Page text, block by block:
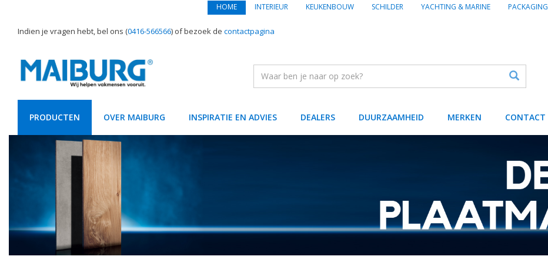
text.skipToContent
text.skipToNavigation
HOME INTERIEUR KEUKENBOUW SCHILDER YACHTING & MARINE PACKAGING
Indien je vragen hebt, bel ons (0416-566566) of bezoek de contactpagina
PRODUCTEN OVER MAIBURG INSPIRATIE EN ADVIES DEALERS DUURZAAMHEID MERKEN CONTACT